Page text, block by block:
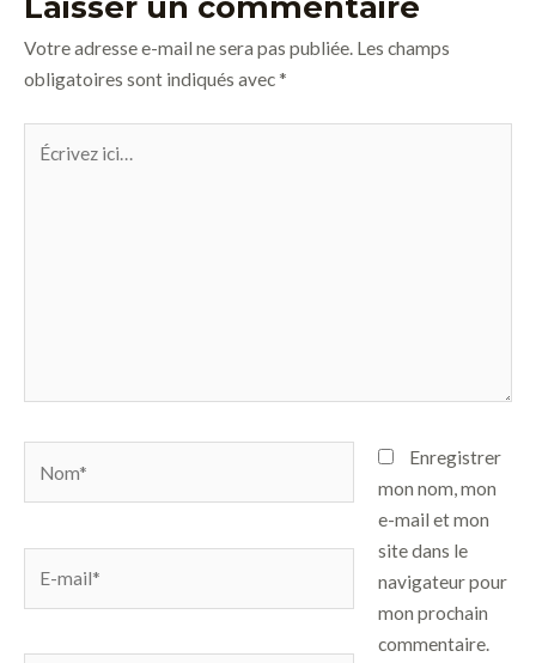
Votre adresse e-mail ne sera pas publiée. Les champs
obligatoires sont indiqués avec *
Enregistrer
mon nom, mon
e-mail et mon
site dans le
navigateur pour
mon prochain
commentaire.